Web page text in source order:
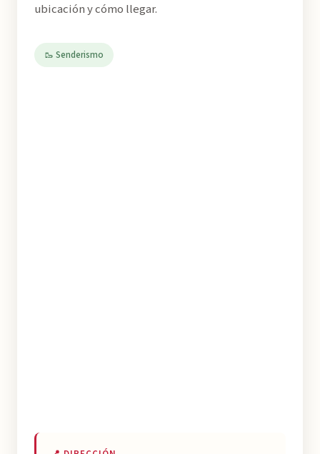
ubicación y cómo llegar.
🥾 Senderismo